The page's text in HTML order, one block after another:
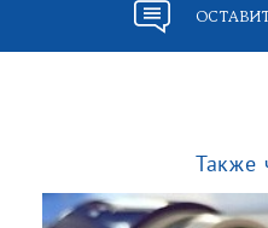
Также